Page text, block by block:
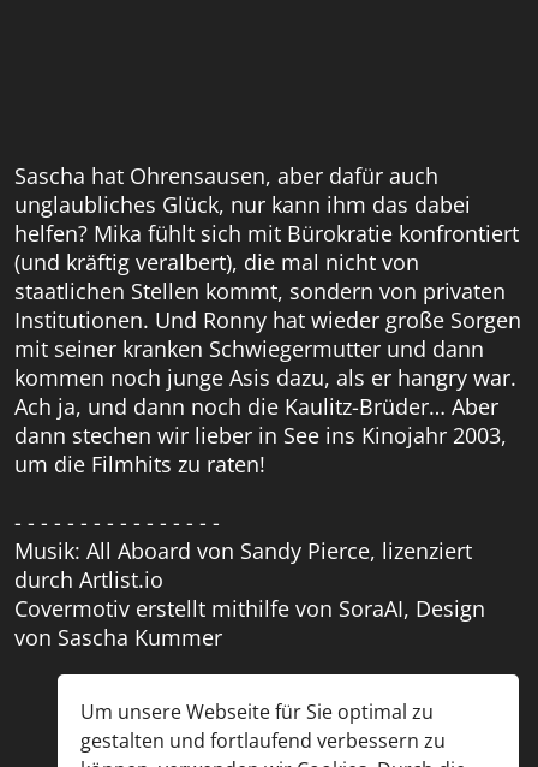
Um unsere Webseite für Sie optimal zu
gestalten und fortlaufend verbessern zu
Sascha hat Ohrensausen, aber dafür auch
unglaubliches Glück, nur kann ihm das dabei
helfen? Mika fühlt sich mit Bürokratie konfrontiert
(und kräftig veralbert), die mal nicht von
staatlichen Stellen kommt, sondern von privaten
Institutionen. Und Ronny hat wieder große Sorgen
mit seiner kranken Schwiegermutter und dann
kommen noch junge Asis dazu, als er hangry war.
Ach ja, und dann noch die Kaulitz-Brüder… Aber
dann stechen wir lieber in See ins Kinojahr 2003,
um die Filmhits zu raten!
- - - - - - - - - - - - - - - -
Musik: All Aboard von Sandy Pierce, lizenziert
durch Artlist.io
Covermotiv erstellt mithilfe von SoraAI, Design
von Sascha Kummer